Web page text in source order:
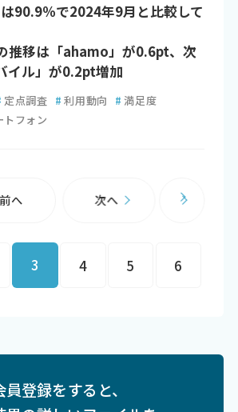
90.9％で2024年9月と比較して
推移は「ahamo」が0.6pt、次
イル」が0.2pt増加
定点調査 # 利用動向 # 満足度
トフォン
前へ
3 4 5 6
次へ
員登録をすると、